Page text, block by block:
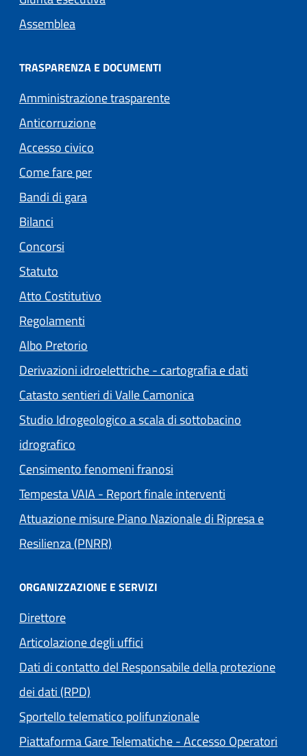
Assemblea
TRASPARENZA E DOCUMENTI
Amministrazione trasparente
Anticorruzione
Accesso civico
Come fare per
Bandi di gara
Bilanci
Concorsi
Statuto
Atto Costitutivo
Regolamenti
Albo Pretorio
Derivazioni idroelettriche - cartografia e dati
Catasto sentieri di Valle Camonica
Studio Idrogeologico a scala di sottobacino
idrografico
Censimento fenomeni franosi
Tempesta VAIA - Report finale interventi
Attuazione misure Piano Nazionale di Ripresa e
Resilienza (PNRR)
ORGANIZZAZIONE E SERVIZI
Direttore
Articolazione degli uffici
Dati di contatto del Responsabile della protezione
dei dati (RPD)
Sportello telematico polifunzionale
Piattaforma Gare Telematiche - Accesso Operatori